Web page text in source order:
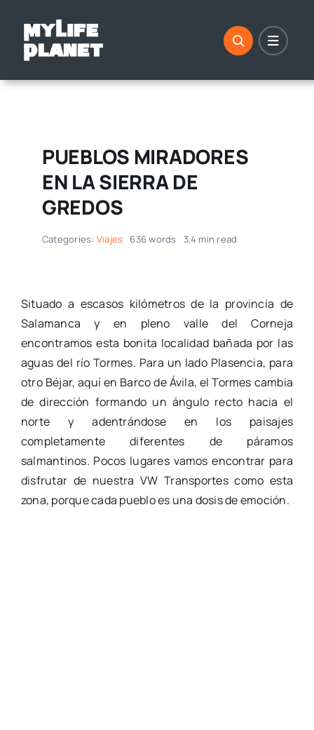
contenido
PUEBLOS MIRADORES
EN LA SIERRA DE
GREDOS
Categories: Viajes 636 words 3,4 min read
Situado a escasos kilómetros de la provincia de
Salamanca y en pleno valle del Corneja
encontramos esta bonita localidad bañada por las
aguas del río Tormes. Para un lado Plasencia, para
otro Béjar, aquí en Barco de Ávila, el Tormes cambia
de dirección formando un ángulo recto hacia el
norte y adentrándose en los paisajes
completamente diferentes de páramos
salmantinos. Pocos lugares vamos encontrar para
disfrutar de nuestra VW Transportes como esta
zona, porque cada pueblo es una dosis de emoción.